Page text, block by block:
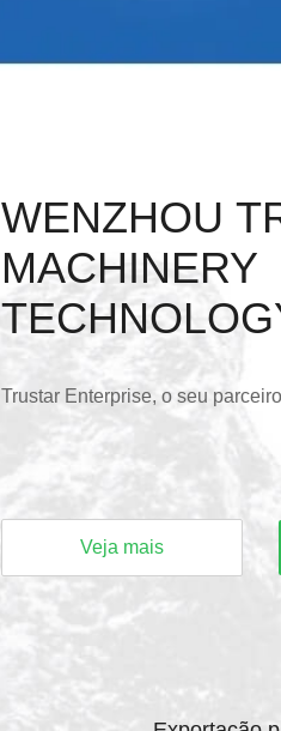
WENZHOU
MACHINERY
Trustar Enterprise, o seu
Veja mais